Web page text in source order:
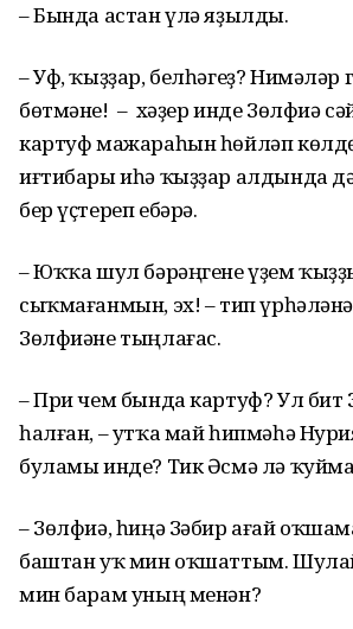
– Бында астан үлә яҙылды.
– Уф, ҡыҙҙар, белһәгеҙ? Нимәләр
бөтмәне! – хәҙер инде Зөлфиә
картуф мажараһын һөйләп
иғтибары иһә ҡыҙҙар алдында
бер үҫтереп ебәрә.
– Юҡҡа шул бәрәңгене үҙем
сыҡмағанмын, эх! – тип
Зөлфиәне тыңлағас.
– При чем бында картуф? Ул бит
һалған, – утҡа май һипмәһә
буламы инде? Тик Әсмә лә
– Зөлфиә, һиңә Зәбир ағай
баштан уҡ мин оҡшаттым.
мин барам уның менән?